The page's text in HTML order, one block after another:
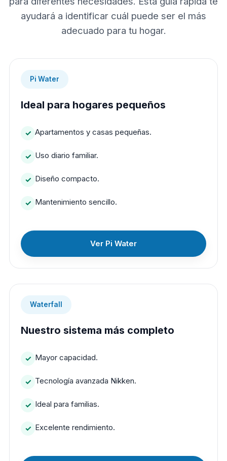
ayudará a identificar cuál puede ser el más
adecuado para tu hogar.
Pi Water
Ideal para hogares pequeños
Apartamentos y casas pequeñas.
Uso diario familiar.
Diseño compacto.
Mantenimiento sencillo.
Ver Pi Water
Waterfall
Nuestro sistema más completo
Mayor capacidad.
Tecnología avanzada Nikken.
Ideal para familias.
Excelente rendimiento.